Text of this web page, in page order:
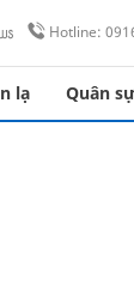
Hotline:
lạ Quân